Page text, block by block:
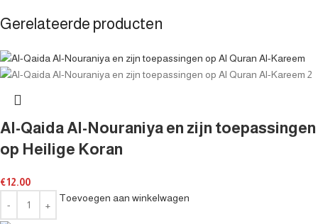
Gerelateerde producten
Al-Qaida Al-Nouraniya en zijn toepassingen
op Heilige Koran
€12.00
Toevoegen aan winkelwagen